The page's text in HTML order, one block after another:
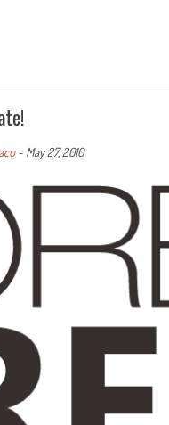
- May 27, 2010